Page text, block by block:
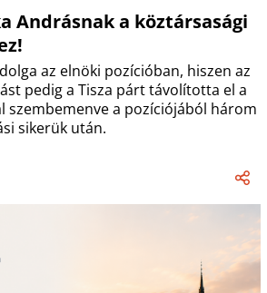
Andrásnak a köztársasági
az elnöki pozícióban, hiszen az
pedig a Tisza párt távolította el a
szembemenve a pozíciójából három
sikerük után.